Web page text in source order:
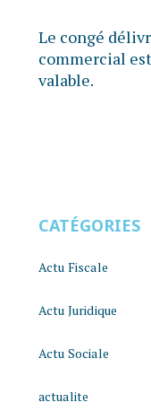
Le congé
commercial
valable.
CATÉGORIES
Actu Fiscale
Actu Juridique
Actu Sociale
actualite